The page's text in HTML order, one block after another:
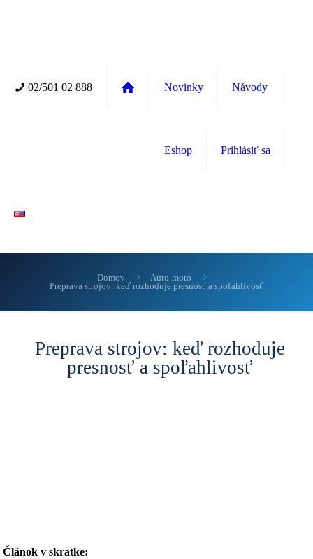
02/501 02 888 Novinky Návody
Eshop Prihlásiť sa
Domov
Auto-moto
Preprava strojov: keď rozhoduje presnosť a spoľahlivosť
Preprava strojov: keď rozhoduje
presnosť a spoľahlivosť
Článok v skratke: